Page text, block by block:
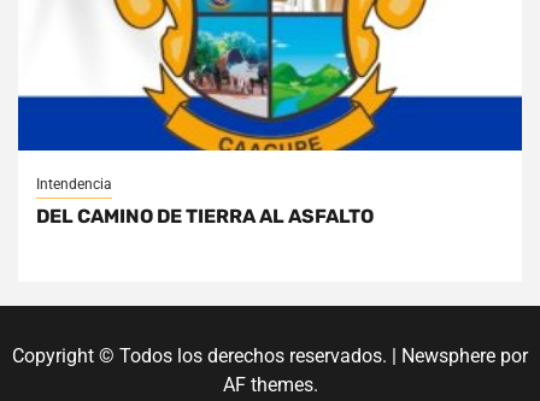
Intendencia
DEL CAMINO DE TIERRA AL ASFALTO
Copyright © Todos los derechos reservados. | Newsphere por
AF themes.